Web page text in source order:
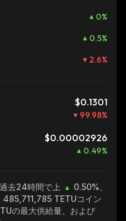
0%
0.5%
2.6%
$0.1301
99.98%
$0.00002926
0.49%
去24時間で上 0.50%
485,711,785 TETUコイン
の最大供給量、および